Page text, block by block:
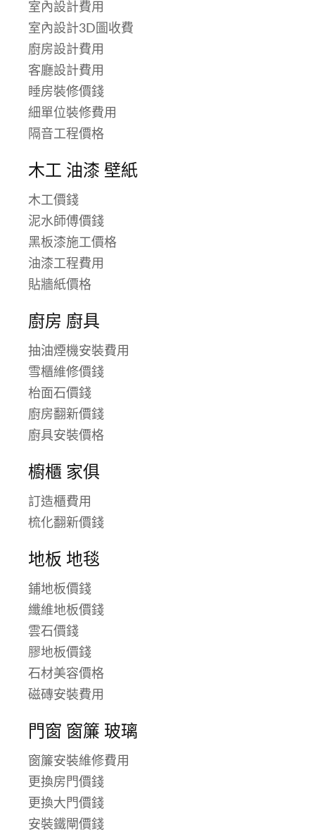
室內設計費用
室內設計3D圖收費
廚房設計費用
客廳設計費用
睡房裝修價錢
細單位裝修費用
隔音工程價格
木工 油漆 壁紙
木工價錢
泥水師傅價錢
黑板漆施工價格
油漆工程費用
貼牆紙價格
廚房 廚具
抽油煙機安裝費用
雪櫃維修價錢
枱面石價錢
廚房翻新價錢
廚具安裝價格
櫥櫃 家俱
訂造櫃費用
梳化翻新價錢
地板 地毯
鋪地板價錢
纖維地板價錢
雲石價錢
膠地板價錢
石材美容價格
磁磚安裝費用
門窗 窗簾 玻璃
窗簾安裝維修費用
更換房門價錢
更換大門價錢
安裝鐵閘價錢